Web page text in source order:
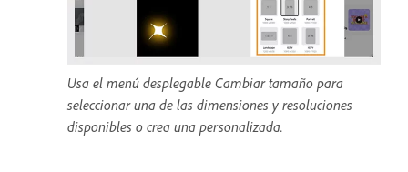
Usa el menú desplegable Cambiar tamaño para
seleccionar una de las dimensiones y resoluciones
disponibles o crea una personalizada.